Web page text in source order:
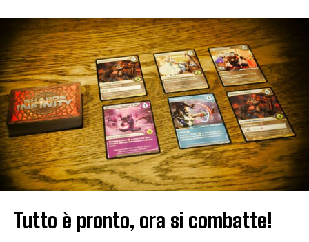
Tutto è pronto, ora si combatte!